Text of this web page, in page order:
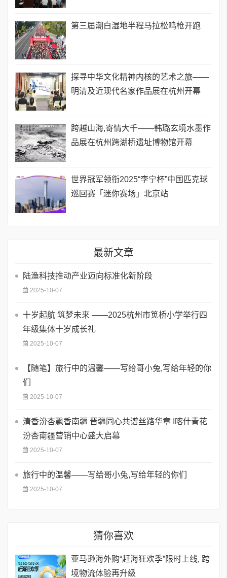
第三届潮白湿地半程马拉松鸣枪开跑
探寻中华文化精神内核的艺术之旅——
明清及近现代名家作品展在杭州开幕
跨越山海,寄情大千——韩璐玄境水墨作
品展在杭州跨湖桥遗址博物馆开幕
世界冠军领衔2025“李宁杯”中国匹克球
巡回赛「迷你赛场」北京站
最新文章
​陆渔科技推动产业迈向标准化新阶段
2025-10-07
十岁起航 筑梦未来 ——2025杭州市笕桥小学举行四
年级集体十岁成长礼
2025-10-07
【随笔】旅行中的温馨——写给哥小兔,写给年轻的你
们
2025-10-07
清香汾杏飘香南疆 晋疆同心共谱丝路华章 I喀什青花
汾杏南疆营销中心盛大启幕
2025-10-07
旅行中的温馨——写给哥小兔,写给年轻的你们
2025-10-07
猜你喜欢
亚马逊海外购“赶海狂欢季”限时上线, 跨
境物流体验再升级